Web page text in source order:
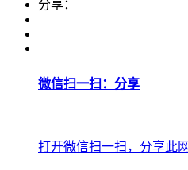
分享：
微信扫一扫：分享
打开微信扫一扫，分享此